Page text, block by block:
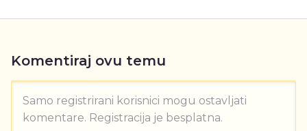
Komentiraj ovu temu
Samo registrirani korisnici mogu ostavljati
komentare. Registracija je besplatna.